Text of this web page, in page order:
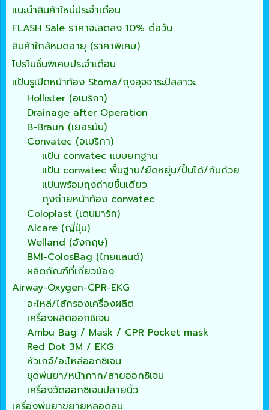
แนะนำสินค้าใหม่ประจำเดือน
FLASH Sale ราคาจะลดลง 10% ต่อวัน
สินค้าใกล้หมดอายุ (ราคาพิเศษ)
โปรโมชั่นพิเศษประจำเดือน
แป้นรูเปิดหน้าท้อง Stoma/ถุงอุจจาระปัสสาวะ
Hollister (อเมริกา)
Drainage after Operation
B-Braun (เยอรมัน)
Convatec (อเมริกา)
แป้น convatec แบบยกฐาน
แป้น convatec พื้นฐาน/ยืดหยุ่น/ปั้นได้/ก้นถ้วย
แป้นพร้อมถุงถ่ายชิ้นเดียว
ถุงถ่ายหน้าท้อง convatec
Coloplast (เดนมาร์ก)
Alcare (ญี่ปุ่น)
Welland (อังกฤษ)
BMI-ColosBag (ไทยแลนด์)
ผลิตภัณฑ์ที่เกี่ยวข้อง
Airway-Oxygen-CPR-EKG
อะไหล่/ไส้กรองเครื่องผลิต
เครื่องผลิตออกซิเจน
Ambu Bag / Mask / CPR Pocket mask
Red Dot 3M / EKG
หัวเกจ์/อะไหล่ออกซิเจน
ชุดพ่นยา/หน้ากาก/สายออกซิเจน
เครื่องวัดออกซิเจนปลายนิ้ว
เครื่องพ่นยาขยายหลอดลม